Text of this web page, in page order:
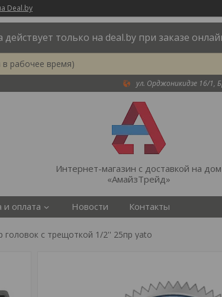
Deal.by
действует только на deal.by при заказе
рабочее время)
ул. Орджоникидзе 16/1,
Интернет-магазин с доставкой на дом
«АмайзТрейд»
и оплата Новости Контакты
головок с трещоткой 1/2'' 25пр yato